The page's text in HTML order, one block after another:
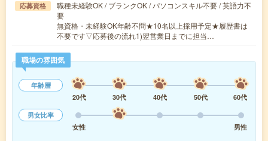
応募資格
職種未経験OK / ブランクOK / パソコンスキル不要 / 英語力不
要
無資格・未経験OK年齢不問★10名以上採用予定★履歴書は
不要です▽応募後の流れ1)翌営業日までに担当…
職場の雰囲気
年齢層
20代
30代 40代 50代
60代
男女比率
女性
男性